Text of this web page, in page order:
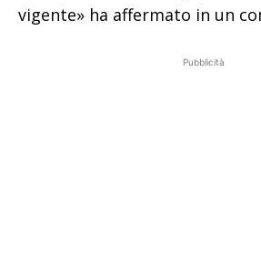
vigente» ha affermato in un
Pubblicità